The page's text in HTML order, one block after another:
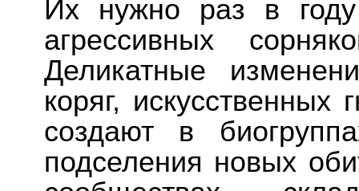
Их нужно раз в году
агрессивных
Деликатные
коряг, искусственных
создают в
подселения новых